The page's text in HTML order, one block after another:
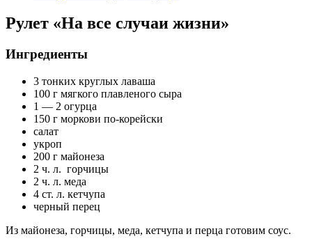
Рулет «На все случаи жизни»
Ингредиенты
3 тонких круглых лаваша
100 г мягкого плавленого сыра
1 — 2 огурца
150 г моркови по-корейски
салат
укроп
200 г майонеза
2 ч. л. горчицы
2 ч. л. меда
4 ст. л. кетчупа
черный перец
Из майонеза, горчицы, меда, кетчупа и перца готовим соус.